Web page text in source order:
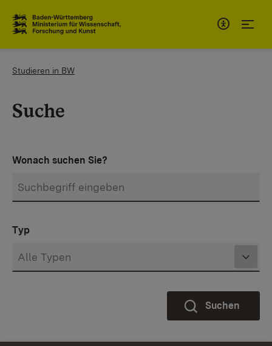
You are here:
Studieren in BW
Suche
Wonach suchen Sie?
Typ
Ergebnisse Filtern (aktuell
Alle Typen
)
Suchen